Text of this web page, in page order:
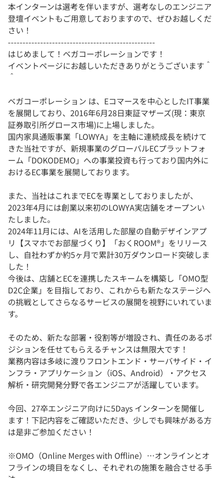
本インターンは選考を伴いますが、選考なしのエンジニア
登壇イベントもご用意しておりますので、ぜひお越しくだ
さい！
--------------------------------------------------
はじめまして！ベガコーポレーションです！
イベントページにお越しいただきありがとうございます＾
＾
ベガコーポレーション は、Eコマースを中心としたIT事業
を展開しており、2016年6月28日東証マザーズ(現：東京
証券取引所グロース市場)に上場しました。
国内家具通販事業「LOWYA」を主軸に連続成長を続けて
きた当社ですが、新規事業のグローバルECプラットフォ
ーム「DOKODEMO」への事業投資も行っており国内外に
おけるEC事業を展開しております。
また、当社はこれまでECを専業としておりましたが、
2023年4月には創業以来初のLOWYA実店舗をオープンい
たしました。
2024年11月には、AIを活用した部屋の自動デザインアプ
リ【スマホでお部屋づくり】「おくROOM®」をリリース
し、自社わずか約5ヶ月で累計30万ダウンロード突破しま
した！
今後は、店舗とECを連携したスキームを構築し「OMO型
D2C企業」を目指しており、これからも新たなステージへ
の挑戦としてさらなるサービスの展開を視野にいれていま
す。
そのため、新たな部署・役割等が増設され、責任のあるポ
ジションを任せてもらえるチャンスは無限大です！
業務内容は多岐に渡りフロントエンド・サーバサイド・イ
ンフラ・アプリケーション（iOS、Android）・アクセス
解析・研究開発分野で各エンジニアが活躍しています。
今回、27卒エンジニア向けに5Days インターンを開催し
ます！下記内容をご確認いただき、少しでも興味がある方
は是非ご参加ください！
※OMO（Online Merges with Offline）…オンラインとオ
フラインの境目をなくし、それぞれの施策を融合させる手